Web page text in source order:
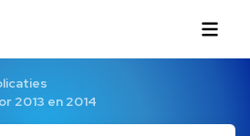
2013 en 2014